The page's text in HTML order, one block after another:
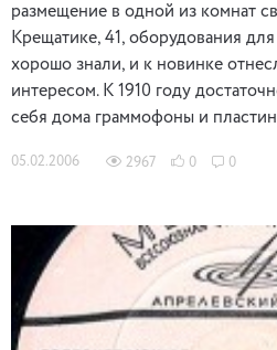
размещение в одной из комнат
Крещатике, 41, оборудования
хорошо знали, и к новинке
интересом. К 1910 году
себя дома граммофоны и
05.02.2006 2967 0 0